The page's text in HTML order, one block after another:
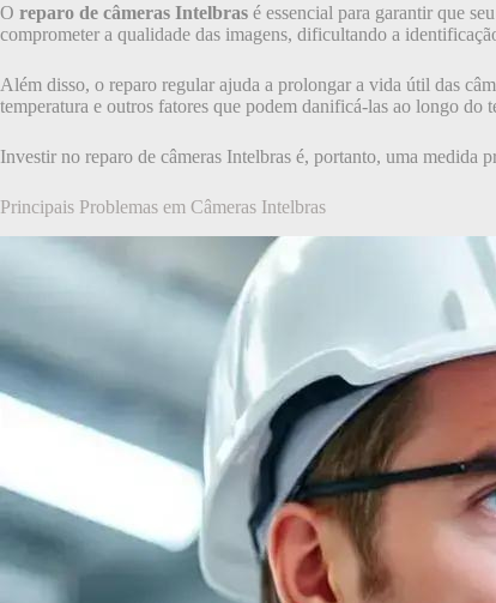
O reparo de câmeras Intelbras é essencial para garantir que
comprometer a qualidade das imagens, dificultando a
Além disso, o reparo regular ajuda a prolongar a vida útil das
temperatura e outros fatores que podem danificá-las ao longo do
Investir no reparo de câmeras Intelbras é, portanto, uma medida
Principais Problemas em Câmeras Intelbras